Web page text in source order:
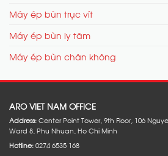
Máy ép bùn trục vít
Máy ép bùn ly tâm
Máy ép bùn chân không
ARO VIET NAM OFFICE
Address:Center Point Tower, 9th Floor, 106
Ward 8, Phu Nhuan, Ho Chi Minh
Hotline:0274 6535 168